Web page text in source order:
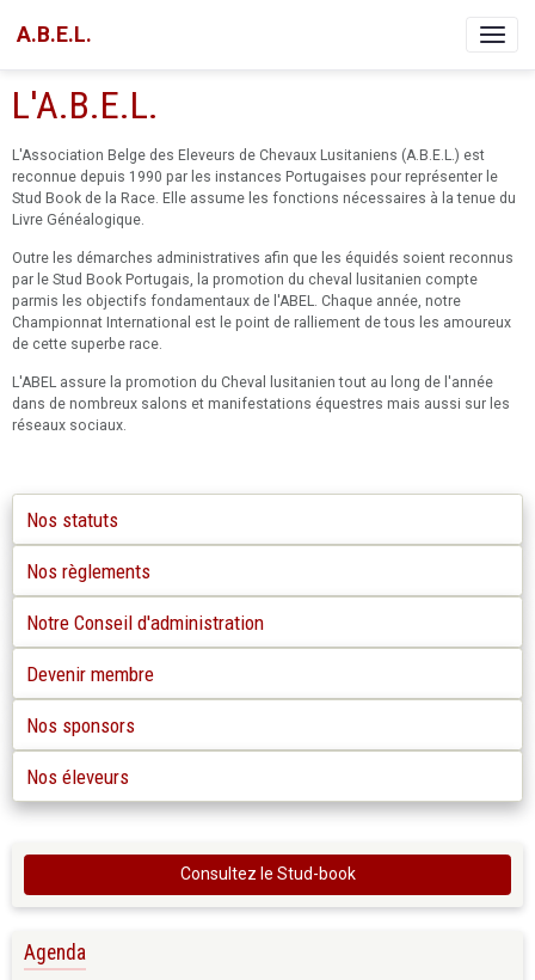
A.B.E.L.
L'A.B.E.L.
L'Association Belge des Eleveurs de Chevaux Lusitaniens (A.B.E.L.) est
reconnue depuis 1990 par les instances Portugaises pour représenter le
Stud Book de la Race. Elle assume les fonctions nécessaires à la tenue du
Livre Généalogique.
Outre les démarches administratives afin que les équidés soient reconnus
par le Stud Book Portugais, la promotion du cheval lusitanien compte
parmis les objectifs fondamentaux de l'ABEL. Chaque année, notre
Championnat International est le point de ralliement de tous les amoureux
de cette superbe race.
L'ABEL assure la promotion du Cheval lusitanien tout au long de l'année
dans de nombreux salons et manifestations équestres mais aussi sur les
réseaux sociaux.
Nos statuts
Nos règlements
Notre Conseil d'administration
Devenir membre
Nos sponsors
Nos éleveurs
Consultez le Stud-book
Agenda